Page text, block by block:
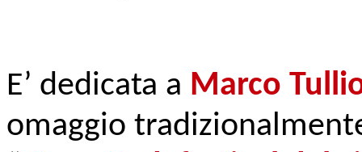
E’ dedicata a Marco
omaggio